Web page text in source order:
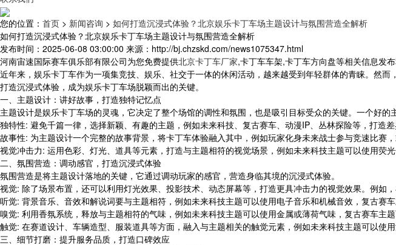
您的位置： 首页 > 新闻咨询 > 如何打造沉浸式体验？北京娱乐卡丁车场主题设计与氛围营造全解析
如何打造沉浸式体验？北京娱乐卡丁车场主题设计与氛围营造全解析
发布时间：2025-06-08 03:00:00 来源：http://bj.chzskd.com/news1075347.html
河南宙速国际赛车俱乐部有限公司为您免费提供北京卡丁车厂家,卡丁车车架,卡丁车方向盘等相关信息发
近年来，娱乐卡丁车作为一项集竞技、娱乐、社交于一体的休闲活动，越来越受到年轻群体的青睐。然
打造沉浸式体验，成为娱乐卡丁车场脱颖而出的关键。
一、主题设计：讲好故事，打造独特记忆点
主题设计是娱乐卡丁车场的灵魂，它决定了整个场馆的调性和氛围，也是吸引目标受众的关键。一个好的
独特性: 避免千篇一律，选择新颖、有趣的主题，例如未来科技、复古赛车、动漫IP、丛林探险等，打造差
故事性: 为主题设计一个完整的故事背景，将卡丁车体验融入其中，例如玩家化身未来战士参与竞速比赛
视觉冲击力: 运用色彩、灯光、道具等元素，打造与主题相符的视觉场景，例如未来科技主题可以使用荧
二、氛围营造：调动感官，打造沉浸式体验
氛围营造是将主题设计落地的关键，它通过调动玩家的感官，营造身临其境的沉浸式体验。
视觉: 除了场景布置，还可以利用灯光效果、投影技术、动态屏幕等，打造更具冲击力的视觉效果。例如
听觉: 背景音乐、音效和解说词要与主题相符，例如未来科技主题可以使用电子音乐和机械音效，复古赛
嗅觉: 利用香氛系统，释放与主题相符的气味，例如未来科技主题可以使用金属或薄荷气味，复古赛车主
触觉: 在赛道设计、车辆造型、服装道具等方面，融入与主题相关的触觉元素，例如未来科技主题可以使
三、细节打磨：提升服务品质，打造口碑效应